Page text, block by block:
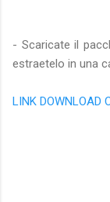
- Scaricate il
estraetelo in una
LINK DOWNLOAD